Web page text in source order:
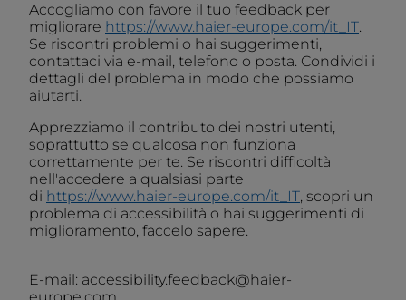
Accogliamo con favore il tuo feedback per
migliorare https://www.haier-europe.com/it_IT.
Se riscontri problemi o hai suggerimenti,
contattaci via e-mail, telefono o posta. Condividi i
dettagli del problema in modo che possiamo
aiutarti.
Apprezziamo il contributo dei nostri utenti,
soprattutto se qualcosa non funziona
correttamente per te. Se riscontri difficoltà
nell'accedere a qualsiasi parte
di https://www.haier-europe.com/it_IT, scopri un
problema di accessibilità o hai suggerimenti di
miglioramento, faccelo sapere.
E-mail: accessibility.feedback@haier-